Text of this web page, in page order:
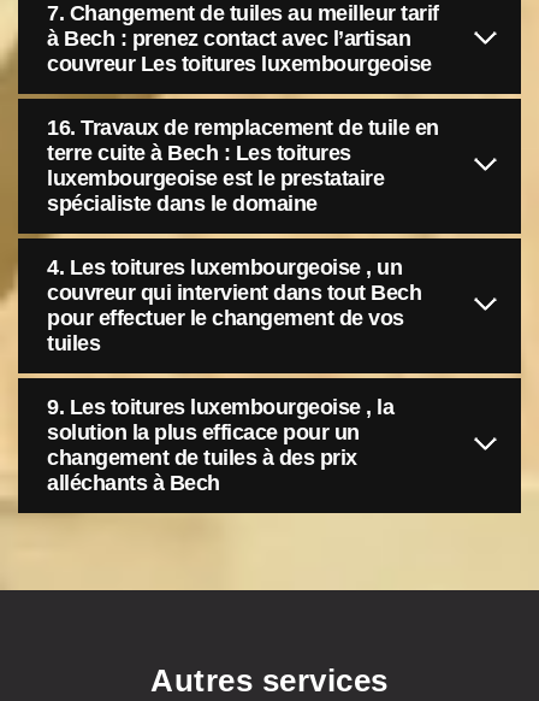
7. Changement de tuiles au meilleur tarif
à Bech : prenez contact avec l’artisan
couvreur Les toitures luxembourgeoise
16. Travaux de remplacement de tuile en
terre cuite à Bech : Les toitures
luxembourgeoise est le prestataire
spécialiste dans le domaine
4. Les toitures luxembourgeoise , un
couvreur qui intervient dans tout Bech
pour effectuer le changement de vos
tuiles
9. Les toitures luxembourgeoise , la
solution la plus efficace pour un
changement de tuiles à des prix
alléchants à Bech
Autres services